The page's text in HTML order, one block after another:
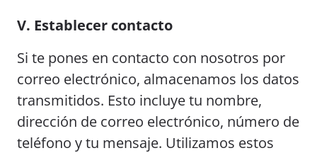
V. Establecer contacto
Si te pones en contacto con nosotros por
correo electrónico, almacenamos los datos
transmitidos. Esto incluye tu nombre,
dirección de correo electrónico, número de
teléfono y tu mensaje. Utilizamos estos